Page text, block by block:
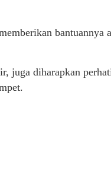
bantuannya
juga diharapkan